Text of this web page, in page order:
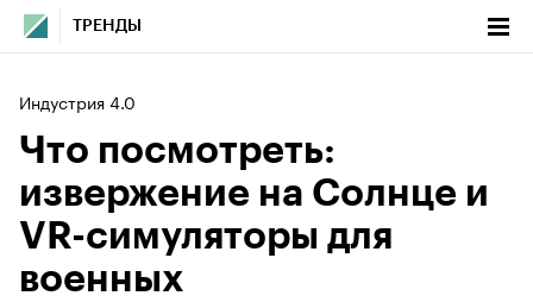
ТРЕНДЫ
Индустрия 4.0
Что посмотреть:
извержение на Солнце и
VR-симуляторы для
военных